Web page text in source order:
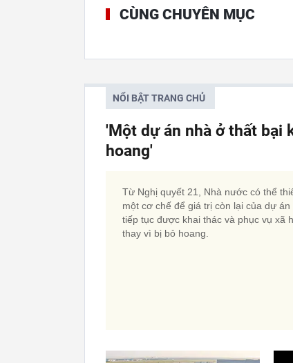
CÙNG CHUYÊN MỤC
NỔI BẬT TRANG CHỦ
'Một dự án nhà ở thất bại
hoang'
Từ Nghị quyết 21, Nhà nước có thể
một cơ chế để giá trị còn lại của dự
tiếp tục được khai thác và phục vụ xã
thay vì bị bỏ hoang.